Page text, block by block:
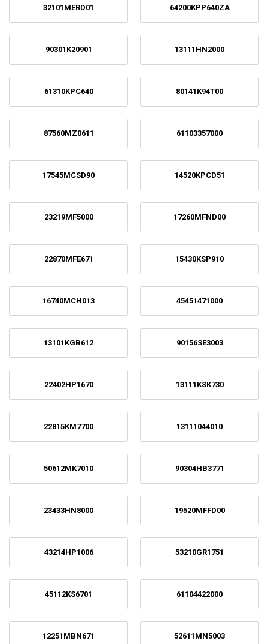
32101MERD01 64200KPP640ZA
90301K20901 13111HN2000
61310KPC640 80141K94T00
87560MZ0611 61103357000
17545MCSD90 14520KPCD51
23219MF5000 17260MFND00
22870MFE671 15430KSP910
16740MCH013 45451471000
13101KGB612 90156SE3003
22402HP1670 13111KSK730
22815KM7700 13111044010
50612MK7010 90304HB3771
23433HN8000 19520MFFD00
43214HP1006 53210GR1751
45112KS6701 61104422000
12251MBN671 52611MN5003